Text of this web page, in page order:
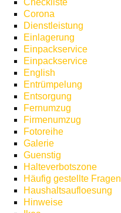
Corona
Dienstleistung
Einlagerung
Einpackservice
Einpackservice
English
Entrümpelung
Entsorgung
Fernumzug
Firmenumzug
Fotoreihe
Galerie
Guenstig
Halteverbotszone
Häufig gestellte Fragen
Haushaltsaufloesung
Hinweise